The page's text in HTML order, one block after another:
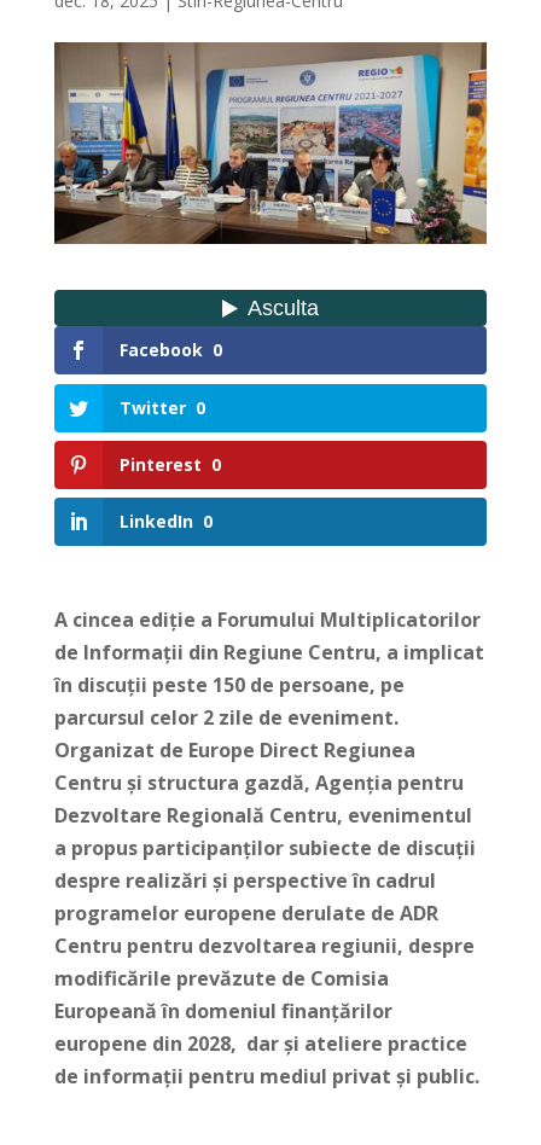
Facebook 0
Twitter 0
Pinterest 0
LinkedIn 0
A cincea ediție a Forumului Multiplicatorilor
de Informații din Regiune Centru, a implicat
în discuții peste 150 de persoane, pe
parcursul celor 2 zile de eveniment.
Organizat de Europe Direct Regiunea
Centru și structura gazdă, Agenția pentru
Dezvoltare Regională Centru, evenimentul
a propus participanților subiecte de discuții
despre realizări și perspective în cadrul
programelor europene derulate de ADR
Centru pentru dezvoltarea regiunii, despre
modificările prevăzute de Comisia
Europeană în domeniul finanțărilor
europene din 2028, dar și ateliere practice
de informații pentru mediul privat și public.